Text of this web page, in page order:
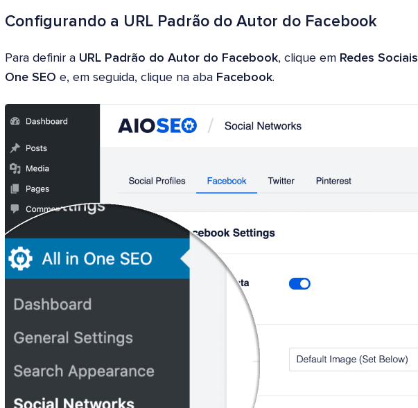
Configurando a URL Padrão do Autor do Facebook
Para definir a URL Padrão do Autor do Facebook, clique em Redes Sociais
One SEO e, em seguida, clique na aba Facebook.